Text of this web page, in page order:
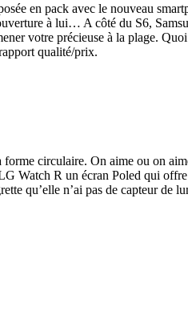
en pack avec le nouveau
à lui… A côté du S6,
votre précieuse à la plage.
qualité/prix.
forme circulaire. On aime ou on
Watch R un écran Poled qui
qu’elle n’ai pas de capteur de